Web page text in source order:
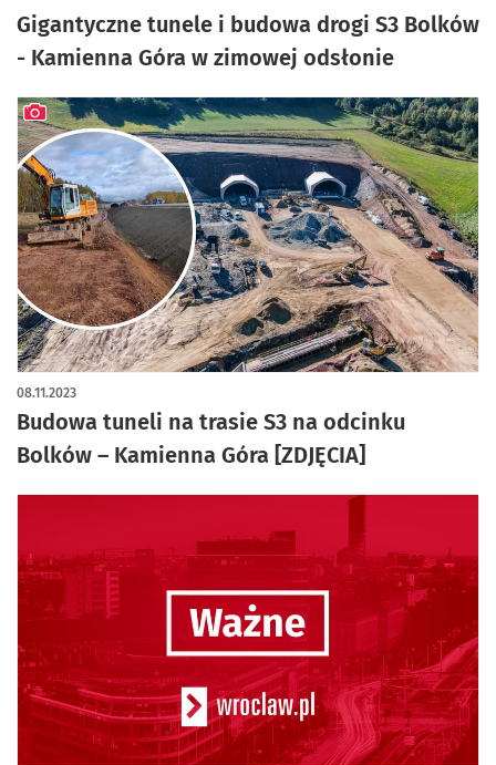
Gigantyczne tunele i budowa drogi S3 Bolków
- Kamienna Góra w zimowej odsłonie
Budowa tuneli na trasie S3 na odcinku
Bolków – Kamienna Góra [ZDJĘCIA]
08.11.2023
artykuł z galerią zdjęć